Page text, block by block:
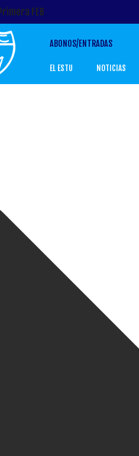
ABONOS/ENTRADAS
EL ESTU NOTICIAS